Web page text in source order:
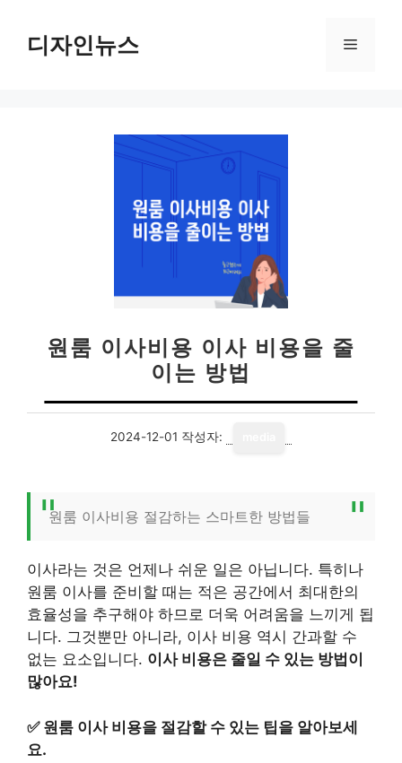
디자인뉴스 메
원룸 이사비용 이사 비용을 줄
이는 방법
2024-12-01 작성자:
원룸 이사비용 절감하는 스마트한 방법들
이사라는 것은 언제나 쉬운 일은 아닙니다. 특히나
원룸 이사를 준비할 때는 적은 공간에서 최대한의
효율성을 추구해야 하므로 더욱 어려움을 느끼게 됩
니다. 그것뿐만 아니라, 이사 비용 역시 간과할 수
없는 요소입니다. 이사 비용은 줄일 수 있는 방법이
많아요!
✅ 원룸 이사 비용을 절감할 수 있는 팁을 알아보세
요.